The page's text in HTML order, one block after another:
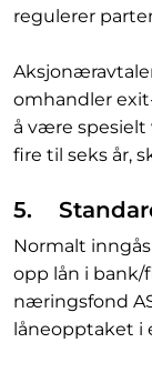
regulerer
omhandler
å være spesielt
fire til seks år,
5.
Normalt
opp lån i bank/
næringsfond
låneopptaket i